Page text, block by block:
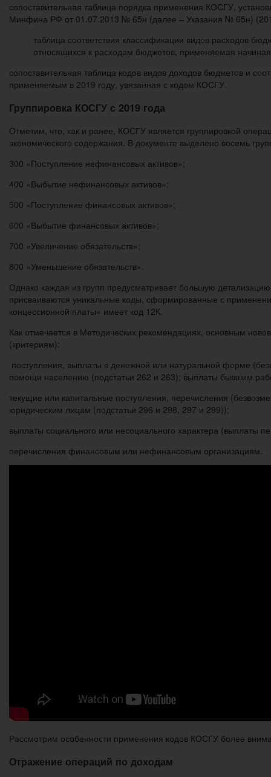
сопоставительная таблица порядка применения КОСГУ,
Минфина РФ от 01.07.2013 № 65н (далее – Указания № 65н)
таблица соответствия классификации видов расходов
относящихся к расходам бюджетов, применяемая
сопоставительная таблица кодов видов доходов бюджетов и
применяемым в 2019 году, увязанная с кодом КОСГУ.
Группировка КОСГУ с 2019 года
Отметим, что, как и ранее, КОСГУ является группировкой
экономического содержания. В документе выделено восемь
300 «Поступление нефинансовых активов»;
400 «Выбытие нефинансовых активов»;
500 «Поступление финансовых активов»;
600 «Выбытие финансовых активов»;
700 «Увеличение обязательств»;
800 «Уменьшение обязательств».
Однако каждая из групп предусматривает большую
присваиваются уникальные коды, сформированные с
концессионной платы» имеет код 12К.
Как отмечается в Методических рекомендациях, основным
(критериям):
поступления, выплаты в денежной или натуральной форме
помощи населению (подстатьи 262 и 263); выплаты бывшим
текущие или капитальные поступления, перечисления
юридическим лицам (подстатьи 296 и 298, 297 и 299));
выплаты социального или несоциального характера (выплаты
перечисления финансовым или нефинансовым организациям.
Рассмотрим особенности применения кодов КОСГУ более
Отражение операций по доходам